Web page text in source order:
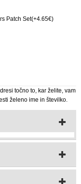
Patch Set(+4.65€)
točno to, kar želite, vam
želeno ime in številko.